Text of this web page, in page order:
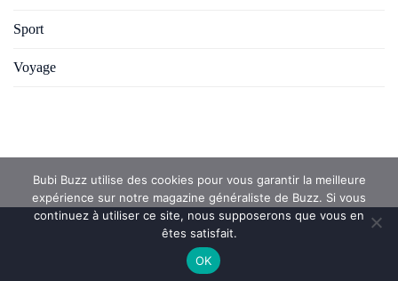
Sport
Voyage
Bubi Buzz utilise des cookies pour vous garantir la meilleure
expérience sur notre magazine généraliste de Buzz. Si vous
continuez à utiliser ce site, nous supposerons que vous en
êtes satisfait.
OK